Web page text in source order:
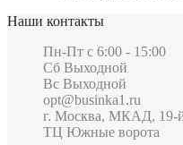
Наши контакты
Пн-Пт c 6:00 - 15:00
Сб Выходной
Вс Выходной
opt@businka1.ru
г. Москва, МКАД, 19-й
ТЦ Южные ворота